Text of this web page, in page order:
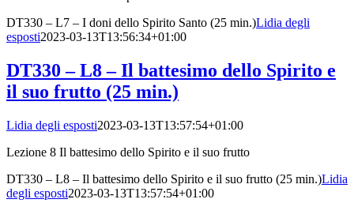
DT330 – L7 – I doni dello Spirito Santo (25 min.)Lidia degli
esposti2023-03-13T13:56:34+01:00
DT330 – L8 – Il battesimo dello Spirito e
il suo frutto (25 min.)
Lidia degli esposti2023-03-13T13:57:54+01:00
Lezione 8 Il battesimo dello Spirito e il suo frutto
DT330 – L8 – Il battesimo dello Spirito e il suo frutto (25 min.)Lidia
degli esposti2023-03-13T13:57:54+01:00